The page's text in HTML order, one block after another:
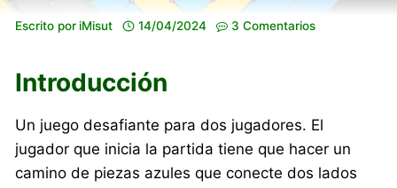
Escrito por iMisut 14/04/2024 3 Comentarios
Introducción
Un juego desafiante para dos jugadores. El
jugador que inicia la partida tiene que hacer un
camino de piezas azules que conecte dos lados